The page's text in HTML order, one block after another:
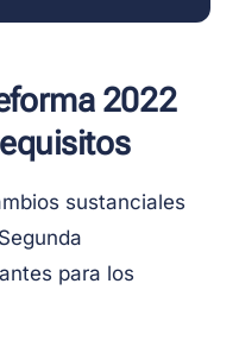
2022
sustanciales
para los